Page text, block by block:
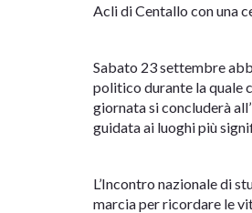
Acli di Centallo con una
Sabato 23 settembre
politico durante la quale
giornata si concluderà
guidata ai luoghi più
L’Incontro nazionale di
marcia per ricordare le